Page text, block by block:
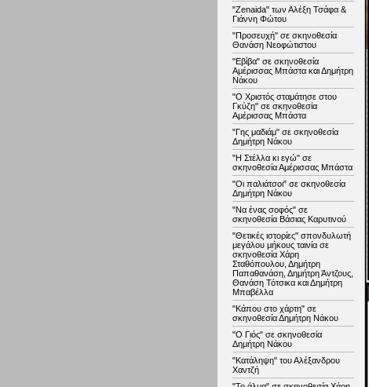
"Zenaida" των Αλέξη Τσάφα &
Γιάννη Φώτου
"Προσευχή" σε σκηνοθεσία
Θανάση Νεοφώτιστου
"Εβίβα" σε σκηνοθεσία
Αμέρισσας Μπάστα και Δημήτρη
Νάκου
"Ο Χριστός σταμάτησε στου
Γκύζη" σε σκηνοθεσία
Αμέρισσας Μπάστα
"Γης μαδιάμ" σε σκηνοθεσία
Δημήτρη Νάκου
"Η Στέλλα κι εγώ" σε
σκηνοθεσία Αμέρισσας Μπάστα
"Οι παλιάτσοι" σε σκηνοθεσία
Δημήτρη Νάκου
"Να ένας σοφός" σε
σκηνοθεσία Βάσιας Καρυτινού
"Θετικές ιστορίες" σπονδυλωτή
μεγάλου μήκους ταινία σε
σκηνοθεσία Χάρη
Σταθόπουλου, Δημήτρη
Παπαθανάση, Δημήτρη Άντζους,
Θανάση Τότσικα και Δημήτρη
Μπαβέλλα
"Κάπου στο χάρτη" σε
σκηνοθεσία Δημήτρη Νάκου
"Ο Γιός" σε σκηνοθεσία
Δημήτρη Νάκου
"Κατάληψη" του Αλέξανδρου
Χαντζή